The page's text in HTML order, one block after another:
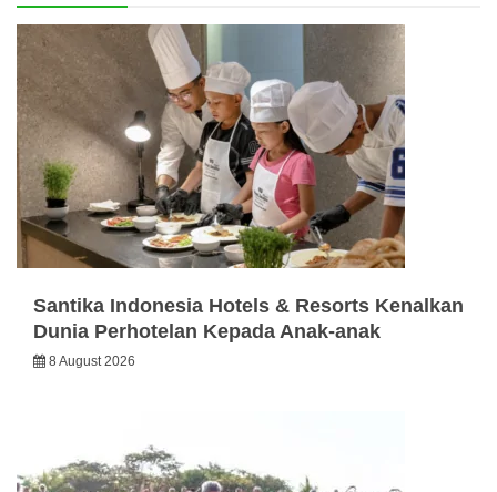
Santika Indonesia Hotels & Resorts Kenalkan
Dunia Perhotelan Kepada Anak-anak
8 August 2026